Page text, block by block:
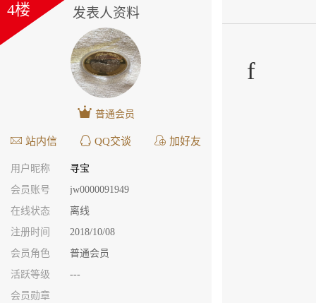
发表人资料
4楼
普通会员
站内信 QQ交谈 加好友
用户昵称
寻宝
会员账号
jw0000091949
在线状态
离线
注册时间
2018/10/08
会员角色
普通会员
活跃等级
---
会员勋章
f